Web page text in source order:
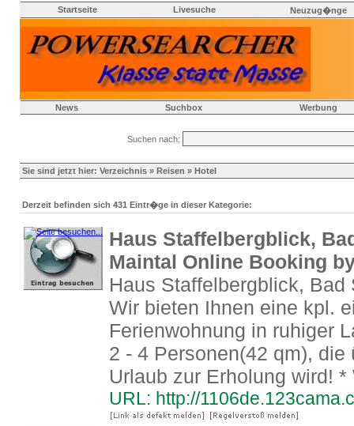
Startseite Livesuche Neuzug�nge
News Suchbox Werbung
Suchen nach:
Sie sind jetzt hier: Verzeichnis » Reisen » Hotel
Derzeit befinden sich 431 Eintr�ge in dieser Kategorie:
Haus Staffelbergblick,
Maintal Online Booking
Haus Staffelbergblick,
Wir bieten Ihnen eine kpl.
Ferienwohnung in ruhiger
2 - 4 Personen(42 qm),
Urlaub zur Erholung wird! *
URL: http://